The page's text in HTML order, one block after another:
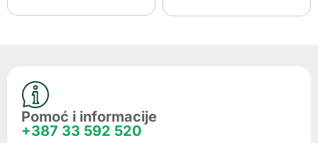
Pomoć i informacije
+387 33 592 520